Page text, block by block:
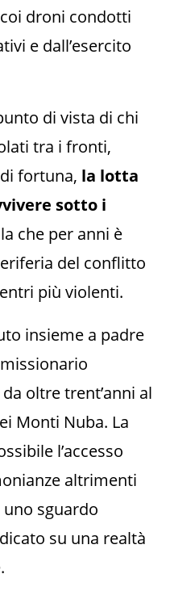
droni condotti
e dall’esercito
di vista di chi
tra i fronti,
fortuna, la lotta
sotto i
che per anni è
del conflitto
più violenti.
insieme a padre
oltre trent’anni al
Monti Nuba. La
l’accesso
altrimenti
sguardo
su una realtà